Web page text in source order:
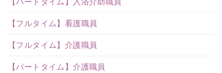
【フルタイム】看護職員
【フルタイム】介護職員
【パートタイム】介護職員